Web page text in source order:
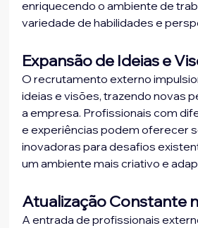
enriquecendo o ambiente de
variedade de habilidades e
Expansão de Ideias e
O recrutamento externo
ideias e visões, trazendo novas
a empresa. Profissionais com
e experiências podem oferecer
inovadoras para desafios
um ambiente mais criativo e
Atualização Constante
A entrada de profissionais